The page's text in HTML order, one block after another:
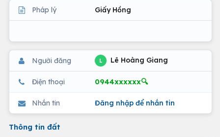
Pháp lý Giấy Hồng
Người đăng L Lê Hoàng Giang
Điện thoại 0944xxxxxx🔍
Nhắn tin Đăng nhập để nhắn tin
Thông tin đất